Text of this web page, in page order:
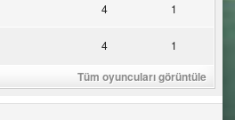
4 1
4 1
Tüm oyuncuları görüntüle